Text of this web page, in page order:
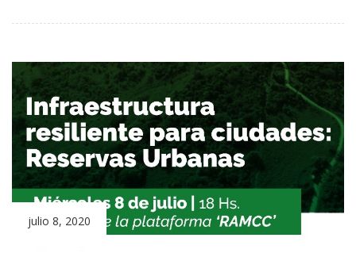
julio 8, 2020